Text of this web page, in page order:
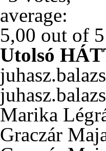
Utolsó
juhasz.balazs
juhasz.balazs
Marika
Graczár